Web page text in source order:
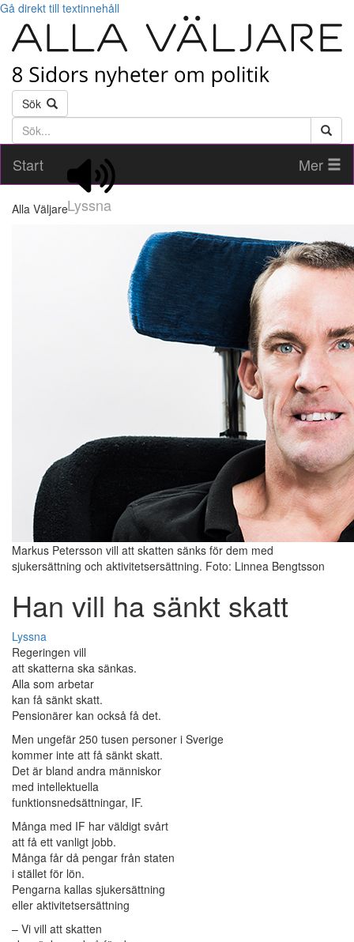
Gå direkt till textinnehåll
Sök
Söktext
Start
Lyssna
Mer
Alla Väljare
Markus Petersson vill att skatten sänks för dem med
sjukersättning och aktivitetsersättning. Foto: Linnea Bengtsson
Han vill ha sänkt skatt
Lyssna
Regeringen vill
att skatterna ska sänkas.
Alla som arbetar
kan få sänkt skatt.
Pensionärer kan också få det.
Men ungefär 250 tusen personer i Sverige
kommer inte att få sänkt skatt.
Det är bland andra människor
med intellektuella
funktionsnedsättningar, IF.
Många med IF har väldigt svårt
att få ett vanligt jobb.
Många får då pengar från staten
i stället för lön.
Pengarna kallas sjukersättning
eller aktivitetsersättning
– Vi vill att skatten